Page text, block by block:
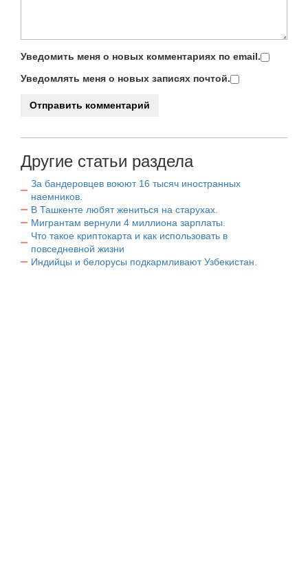
Уведомить меня о новых комментариях по email.
Уведомлять меня о новых записях почтой.
Другие статьи раздела
За бандеровцев воюют 16 тысяч иностранных
наемников.
В Ташкенте любят жениться на старухах.
Мигрантам вернули 4 миллиона зарплаты.
Что такое криптокарта и как использовать в
повседневной жизни
Индийцы и белорусы подкармливают Узбекистан.